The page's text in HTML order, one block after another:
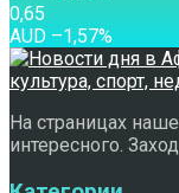
0,65
AUD –1,57%
На страницах
интересного.